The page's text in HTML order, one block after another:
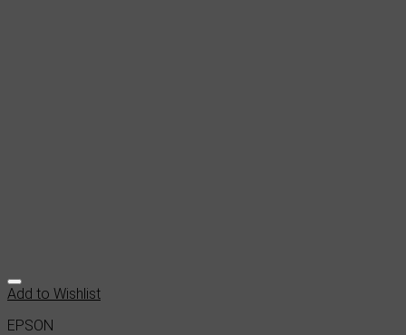
Add to Wishlist
EPSON